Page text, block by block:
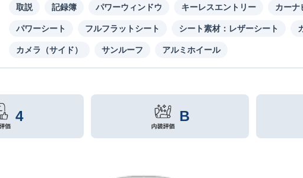
取説 記録簿 パワーウィンドウ キーレスエントリー カーナ
パワーシート フルフラットシート シート素材：レザーシート
カメラ（サイド） サンルーフ アルミホイール
4 B